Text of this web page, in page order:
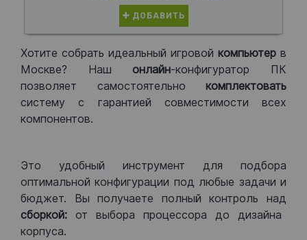
ДОБАВИТЬ
Хотите собрать идеальный игровой компьютер в
Москве? Нашонлайн-конфигуратор ПК
позволяет самостоятельно комплектовать
систему с гарантией совместимости всех
компонентов.
Это удобный инструмент для подбора
оптимальной конфигурации под любые задачи и
бюджет. Вы получаете полный контроль над
сборкой: от выбора процессора до дизайна
корпуса.